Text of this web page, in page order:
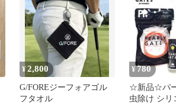
¥2,800
G/FOREジーフォアゴル
フタオル
¥780
☆新品☆パ
虫除け シリ